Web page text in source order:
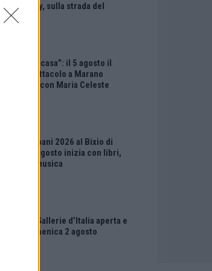
“Little Italy, sulla strada del
sogno”
“Teatro in casa”: il 5 agosto il
primo spettacolo a Marano
Vicentino con Maria Celeste
Salotti Urbani 2026 al Bixio di
Vicenza: agosto inizia con libri,
poesie e musica
Vicenza, Gallerie d’Italia aperta e
gratis domenica 2 agosto